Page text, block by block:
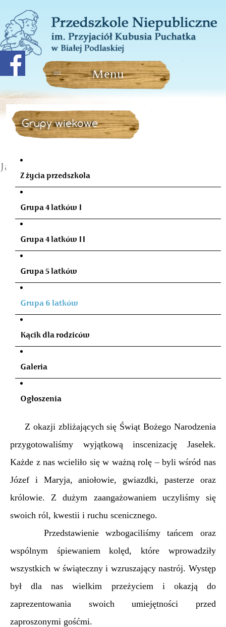
Grupy wiekowe
Jasełka
Z życia przedszkola
Grupa 4 latków I
Grupa 4 latków II
Grupa 5 latków
Grupa 6 latków
Kącik dla rodziców
Galeria
Ogłoszenia
Z okazji zbliżających się Świąt Bożego Narodzenia
przygotowaliśmy wyjątkową inscenizację Jasełek.
Każde z nas wcieliło się w ważną rolę – byli wśród nas
Józef i Maryja, aniołowie, gwiazdki, pasterze oraz
królowie. Z dużym zaangażowaniem uczyliśmy się
swoich ról, kwestii i ruchu scenicznego.
Przedstawienie wzbogaciliśmy tańcem oraz
wspólnym śpiewaniem kolęd, które wprowadziły
wszystkich w świąteczny i wzruszający nastrój. Występ
był dla nas wielkim przeżyciem i okazją do
zaprezentowania swoich umiejętności przed
zaproszonymi gośćmi.